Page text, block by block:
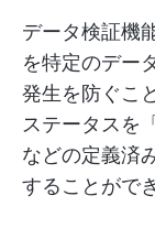
データ検証機
を特定のデー
発生を防ぐこ
ステータスを
などの定義済
することがで